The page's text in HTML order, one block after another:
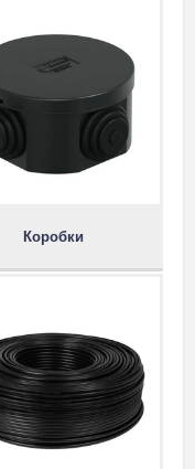
Коробки